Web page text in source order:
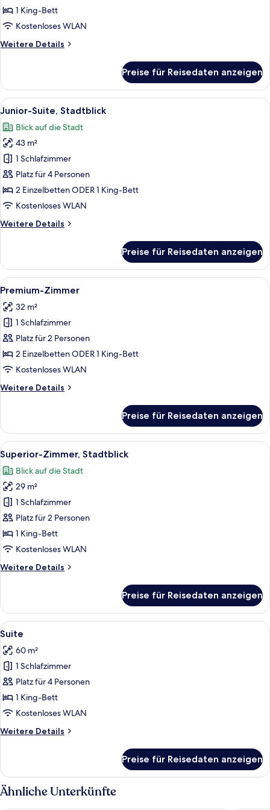
1 King-Bett
Kostenloses WLAN
Weitere Details
Weitere
Stadtblick
Preise für Reisedaten anzeigen
Alle
Fotos
für
Junior-
Suite,
Stadtblick
anzeigen
Ein Hotelzimmer mit einem großen
5
Junior-Suite, Stadtblick
Blick auf die Stadt
43 m²
1 Schlafzimmer
Platz für 4 Personen
2 Einzelbetten ODER 1 King-Bett
Kostenloses WLAN
Weitere Details
Weitere
Suite,
Stadtblick
Preise für Reisedaten anzeigen
Alle
Fotos
für
Premium-
Zimmer
anzeigen
Ein Hotelzimmer mit Bett, Sofa,
8
Premium-Zimmer
32 m²
1 Schlafzimmer
Platz für 2 Personen
2 Einzelbetten ODER 1 King-Bett
Kostenloses WLAN
Weitere Details
Weitere
Zimmer
Preise für Reisedaten anzeigen
Alle
Fotos
für
Superior-
Zimmer,
Stadtblick
anzeigen
Ein Hotelzimmer mit Bett, Sofa,
7
Superior-Zimmer, Stadtblick
Blick auf die Stadt
29 m²
1 Schlafzimmer
Platz für 2 Personen
1 King-Bett
Kostenloses WLAN
Weitere Details
Weitere
Zimmer,
Stadtblick
Preise für Reisedaten anzeigen
Alle
Fotos
für
Suite
anzeigen
Ein Hotelzimmer mit einem großen
5
Suite
60 m²
1 Schlafzimmer
Platz für 4 Personen
1 King-Bett
Kostenloses WLAN
Weitere Details
Weitere
Preise für Reisedaten anzeigen
Ähnliche Unterkünfte